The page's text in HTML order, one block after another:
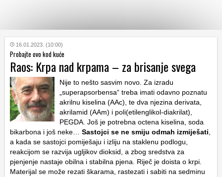
KATEGORIJE
HRVATSKI
WEB
16.01.2023. (10:00)
Probajte ovo kod kuće
Raos: Krpa nad krpama – za brisanje svega
Nije to nešto sasvim novo. Za izradu
„superapsorbensa“ treba imati odavno poznatu
akrilnu kiselina (AAc), te dva njezina derivata,
akrilamid (AAm) i poli(etilenglikol-diakrilat),
PEGDA. Još je potrebna octena kiselina, soda
bikarbona i još neke… Sastojci se ne smiju odmah izmiješati
a kada se sastojci pomiješaju i izliju na staklenu podlogu,
reakcijom se razvija ugljikov dioksid, a zbog sredstva za
pjenjenje nastaje obilna i stabilna pjena. Riječ je doista o krpi.
Materijal se može rezati škarama, rastezati i sabiti na sedminu